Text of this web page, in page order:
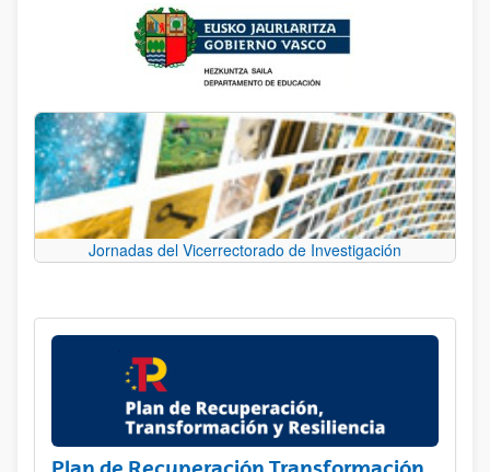
Jornadas del Vicerrectorado de Investigación